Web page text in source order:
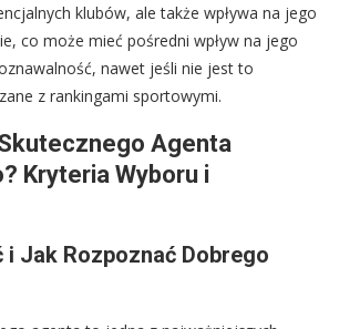
klubów, ale także wpływa na jego
co może mieć pośredni wpływ na jego
nawet jeśli nie jest to
z rankingami sportowymi.
Agenta
Kryteria Wyboru i
i Jak Rozpoznać Dobrego